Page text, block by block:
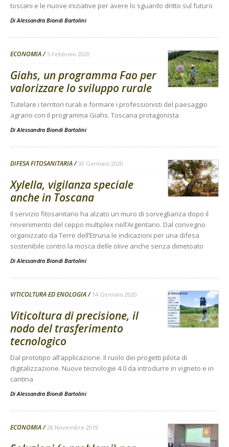
toscani e le nuove iniziative per avere lo sguardo dritto sul futuro
DiAlessandra Biondi Bartolini
ECONOMIA 5 Febbraio 2020
Giahs, un programma Fao per
valorizzare lo sviluppo rurale
Tutelare i territori rurali e formare i professionisti del paesaggio
agrario con il programma Giahs. Toscana protagonista
DiAlessandra Biondi Bartolini
DIFESA FITOSANITARIA 30 Gennaio 2020
Xylella, vigilanza speciale
anche in Toscana
Il servizio fitosanitario ha alzato un muro di sorveglianza dopo il
rinvenimento del ceppo multiplex nell’Argentario. Dal convegno
organizzato da Terre dell’Etruria le indicazioni per una difesa
sostenibile contro la mosca delle olive anche senza dimetoato
DiAlessandra Biondi Bartolini
VITICOLTURA ED ENOLOGIA 14 Gennaio 2020
Viticoltura di precisione, il
nodo del trasferimento
tecnologico
Dal prototipo all’applicazione. Il ruolo dei progetti pilota di
digitalizzazione. Nuove tecnologie 4.0 da introdurre in vigneto e in
cantina
DiAlessandra Biondi Bartolini
ECONOMIA 28 Novembre 2019